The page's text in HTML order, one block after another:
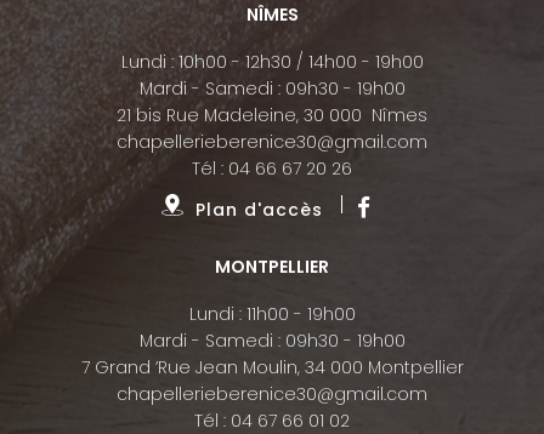
NÎMES
Lundi : 10h00 - 12h30 / 14h00 - 19h00
Mardi - Samedi : 09h30 - 19h00
21 bis Rue Madeleine, 30 000 Nîmes
chapellerieberenice30@gmail.com
Tél : 04 66 67 20 26
Plan d'accès
MONTPELLIER
Lundi : 11h00 - 19h00
Mardi - Samedi : 09h30 - 19h00
7 Grand ’Rue Jean Moulin, 34 000 Montpellier
chapellerieberenice30@gmail.com
Tél : 04 67 66 01 02